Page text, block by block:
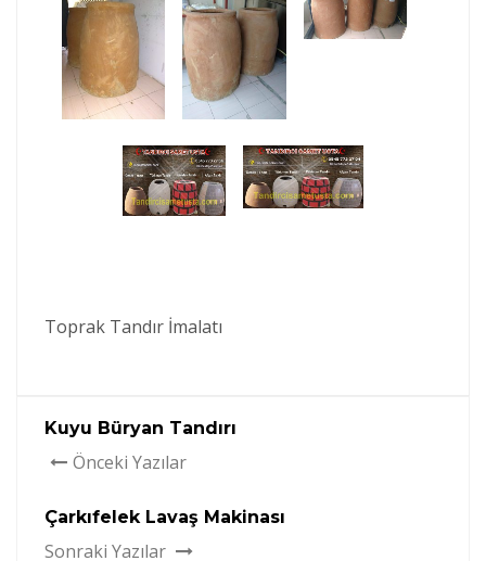
Toprak Tandır İmalatı
Kuyu Büryan Tandırı
Önceki Yazılar
Çarkıfelek Lavaş Makinası
Sonraki Yazılar